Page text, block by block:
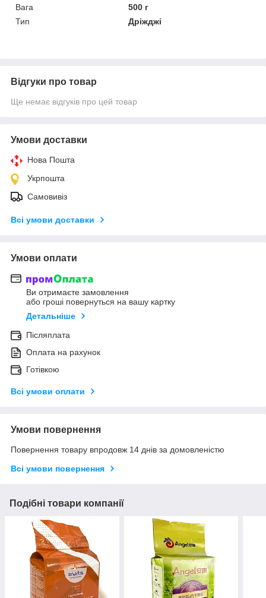
Вага
500 г
Тип
Дріжджі
Відгуки про товар
Ще немає відгуків про цей товар
Умови доставки
Нова Пошта
Укрпошта
Самовивіз
Всі умови доставки
Умови оплати
Ви отримаєте замовлення
або гроші повернуться на вашу картку
Детальніше
Післяплата
Оплата на рахунок
Готівкою
Всі умови оплати
Умови повернення
Повернення товару впродовж 14 днів за домовленістю
Всі умови повернення
Подібні товари компанії